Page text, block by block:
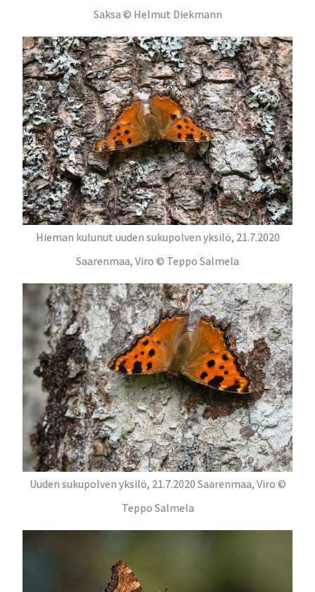
Saksa © Helmut Diekmann
Hieman kulunut uuden sukupolven yksilö, 21.7.2020
Saarenmaa, Viro © Teppo Salmela
Uuden sukupolven yksilö, 21.7.2020 Saarenmaa, Viro ©
Teppo Salmela